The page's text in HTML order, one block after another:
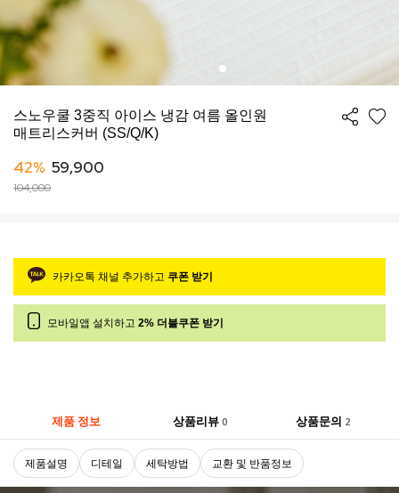
스노우쿨 3중직 아이스 냉감 여름 올인원
매트리스커버 (SS/Q/K)
42% 59,900
104,000
카카오톡 채널 추가하고 쿠폰 받기
모바일앱 설치하고 2% 더블쿠폰 받기
제품 정보 상품리뷰 0 상품문의 2
제품설명 디테일 세탁방법 교환 및 반품정보